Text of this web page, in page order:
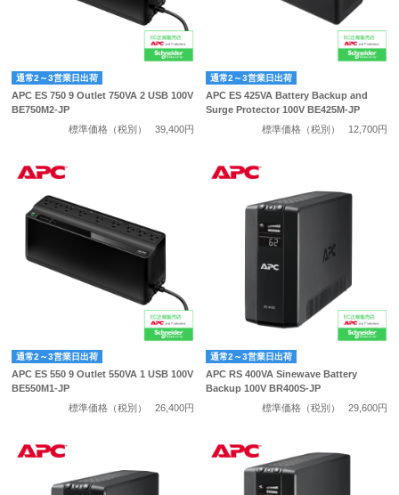
通常2～3営業日出荷
APC ES 750 9 Outlet 750VA 2 USB 100V
BE750M2-JP
標準価格（税別）
39,400円
通常2～3営業日出荷
APC ES 425VA Battery Backup and
Surge Protector 100V BE425M-JP
標準価格（税別）
12,700円
通常2～3営業日出荷
APC ES 550 9 Outlet 550VA 1 USB 100V
BE550M1-JP
標準価格（税別）
26,400円
通常2～3営業日出荷
APC RS 400VA Sinewave Battery
Backup 100V BR400S-JP
標準価格（税別）
29,600円